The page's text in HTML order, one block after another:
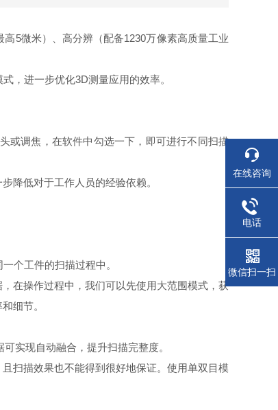
5微米）、高分辨（配备1230万像素高质量工业
，进一步优化3D测量应用的效率。
或调焦，在软件中勾选一下，即可进行不同扫描
降低对于工作人员的经验依赖。
个工件的扫描过程中。
在操作过程中，我们可以先使用大范围模式，获
细节。
实现自动融合，提升扫描完整度。
扫描效果也不能得到很好地保证。使用单双目模
在线咨询
电话
微信扫一扫